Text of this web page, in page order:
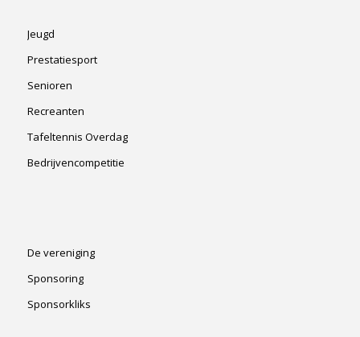
Jeugd
Prestatiesport
Senioren
Recreanten
Tafeltennis Overdag
Bedrijvencompetitie
De vereniging
Sponsoring
Sponsorkliks